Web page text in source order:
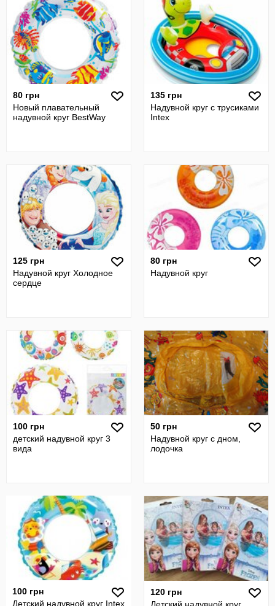
80 грн
Новый плавательный
надувной круг BestWay
135 грн
Надувной круг с трусиками
Intex
125 грн
Надувной круг Холодное
сердце
80 грн
Надувной круг
100 грн
детский надувной круг 3
вида
50 грн
Надувной круг с дном,
лодочка
100 грн
Детский надувной круг Intex
120 грн